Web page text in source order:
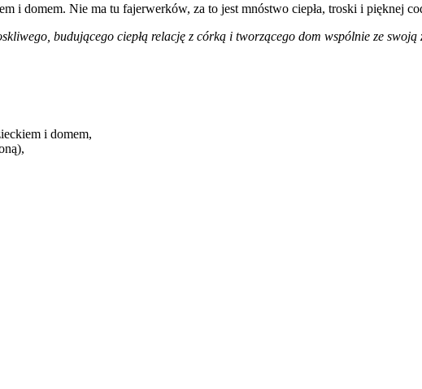
i domem. Nie ma tu fajerwerków, za to jest mnóstwo ciepła, troski i pięknej
budującego ciepłą relację z córką i tworzącego dom wspólnie ze
i domem,